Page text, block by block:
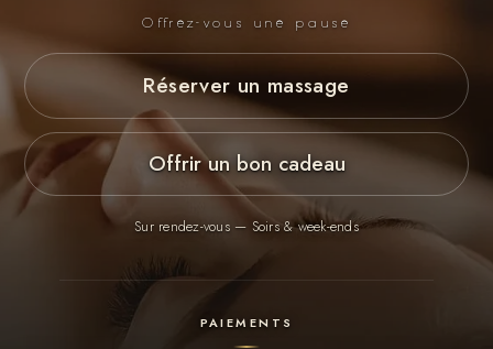
Offrez-vous une pause
Réserver un massage
Offrir un bon cadeau
Sur rendez-vous — Soirs & week-ends
PAIEMENTS